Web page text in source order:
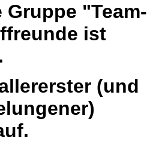
Gruppe "Team-
ist
(und